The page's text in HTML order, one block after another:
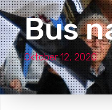
Bus
Oktober 12, 2020